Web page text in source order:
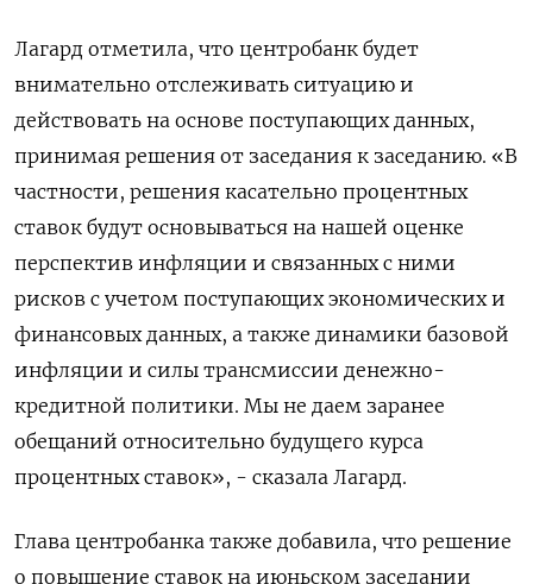
Лагард отметила, что центробанк будет
внимательно отслеживать ситуацию и
действовать на основе поступающих данных,
принимая решения от заседания к ​заседанию. «В
частности, решения касательно процентных
ставок будут основываться на нашей оценке
перспектив инфляции и связанных с ними
рисков с учетом ‌поступающих экономических и
финансовых данных, а также динамики базовой
инфляции и силы трансмиссии денежно-
кредитной политики. Мы не даем заранее
обещаний относительно будущего курса
процентных ставок», - сказала Лагард.
Глава центробанка также добавила, что решение
о повышение ставок на июньском заседании ​